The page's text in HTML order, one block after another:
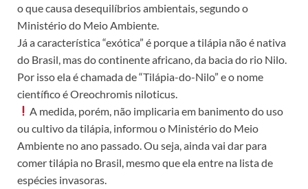
o que causa desequilíbrios ambientais, segundo o
Ministério do Meio Ambiente.
Já a característica “exótica” é porque a tilápia não é nativa
do Brasil, mas do continente africano, da bacia do rio Nilo.
Por isso ela é chamada de “Tilápia-do-Nilo” e o nome
científico é Oreochromis niloticus.
A medida, porém, não implicaria em banimento do uso
ou cultivo da tilápia, informou o Ministério do Meio
Ambiente no ano passado. Ou seja, ainda vai dar para
comer tilápia no Brasil, mesmo que ela entre na lista de
espécies invasoras.